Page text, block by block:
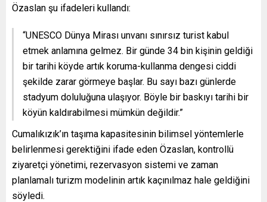
Özaslan şu ifadeleri kullandı:
“UNESCO Dünya Mirası unvanı sınırsız turist kabul
etmek anlamına gelmez. Bir günde 34 bin kişinin geldiği
bir tarihi köyde artık koruma-kullanma dengesi ciddi
şekilde zarar görmeye başlar. Bu sayı bazı günlerde
stadyum doluluğuna ulaşıyor. Böyle bir baskıyı tarihi bir
köyün kaldırabilmesi mümkün değildir.”
Cumalıkızık’ın taşıma kapasitesinin bilimsel yöntemlerle
belirlenmesi gerektiğini ifade eden Özaslan, kontrollü
ziyaretçi yönetimi, rezervasyon sistemi ve zaman
planlamalı turizm modelinin artık kaçınılmaz hale geldiğini
söyledi.